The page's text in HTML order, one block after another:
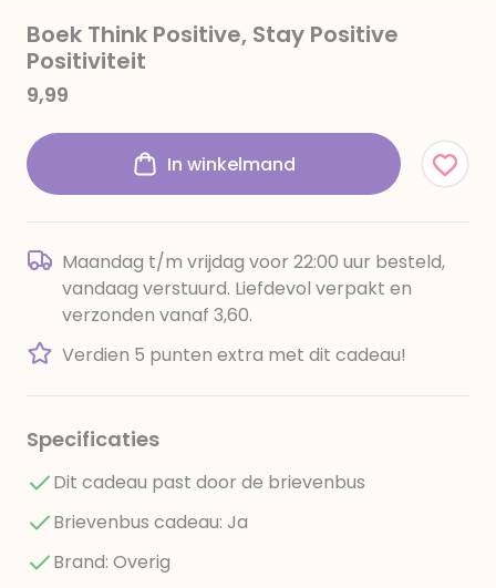
Boek Think Positive, Stay Positive
Positiviteit
9,99
In winkelmand
Maandag t/m vrijdag voor 22:00 uur besteld,
vandaag verstuurd. Liefdevol verpakt en
verzonden vanaf 3,60.
Verdien 5 punten extra met dit cadeau!
Specificaties
Dit cadeau past door de brievenbus
Brievenbus cadeau: Ja
Brand: Overig